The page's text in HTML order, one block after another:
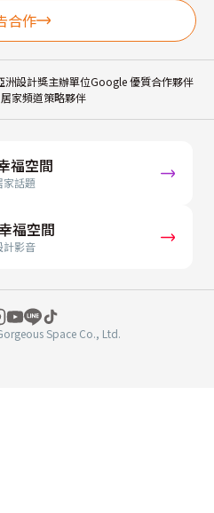
合作
洲設計獎主辦單位Google 優質合作夥伴
家頻道策略夥伴
福空間
話題
福空間
影音
Space Co., Ltd.